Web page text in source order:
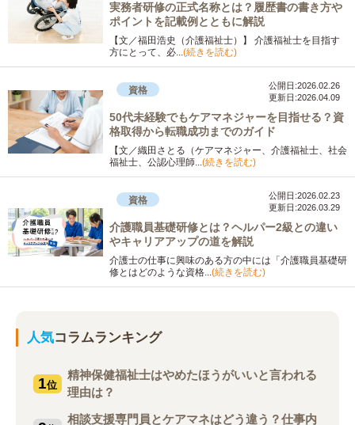
実務者研修の正式名称とは？履歴書の書き方や
ポイントを記載例とともに解説
【文／福田浩史（介護福祉士）】 介護福祉士を目指す
方にとって、必...(続きを読む)
資格
公開日:2026.02.26
更新日:2026.04.09
50代未経験でもケアマネジャーを目指せる？資
格取得から転職成功までのガイド
【文／織田さとる（ケアマネジャー、介護福祉士、社会
福祉士、公認心理師...(続きを読む)
資格
公開日:2026.02.23
更新日:2026.03.29
介護職員基礎研修とは？ヘルパー2級との違い
やキャリアアップの道を解説
介護士の仕事に興味のある方の中には「介護職員基礎研
修とはどのような資格...(続きを読む)
人気コラムランキング
1位
精神保健福祉士はやめたほうがいいと言われる
理由は？
相談支援専門員とケアマネはどう違う？仕事内